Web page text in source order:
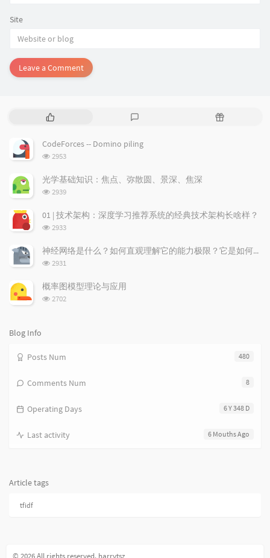
Site
Leave a Comment
P
p
u
a
r
r
t
c
l
s
e
t
m
n
R
t
l
CodeForces -- Domino piling
浏
次
数:
2953
光学基础知识：焦点、弥散圆、景深、焦深
浏
次
数:
2939
01 | 技术架构：深度学习推荐系统的经典技术架构长啥样？
浏
次
数:
2933
神经网络是什么？如何直观理解它的能力极限？它是如何无限逼近真理？
浏
次
数:
2931
概率图模型理论与应用
浏
2702
Blog Info
480
Posts Num
8
Comments Num
6 Y 348 D
Operating Days
6 Mouths Ago
Last activity
Article tags
tfidf
© 2026 All rights reserved. harrytsz